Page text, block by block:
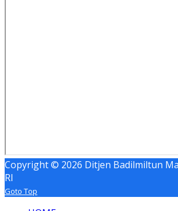
Copyright © 2026 Ditjen Badilmiltun
RI
Goto Top